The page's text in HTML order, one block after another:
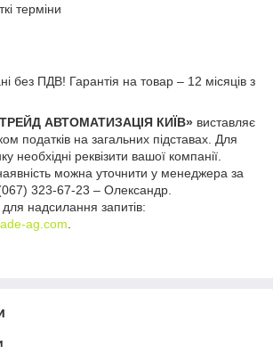
терміни
без ПДВ! Гарантія на товар – 12 місяців з
АВТОМАТИЗАЦІЯ КИЇВ» виставляє
податків на загальних підставах. Для
необхідні реквізити вашої компанії.
можна уточнити у менеджера за
323-67-23 – Олександр.
надсилання запитів:
ag.com